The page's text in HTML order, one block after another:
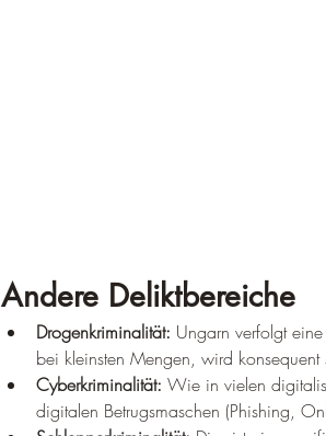
Andere Deliktbereiche
Drogenkriminalität: Ungarn verfolgt
bei kleinsten Mengen, wird
Cyberkriminalität: Wie in vielen
digitalen Betrugsmaschen (Phishing,